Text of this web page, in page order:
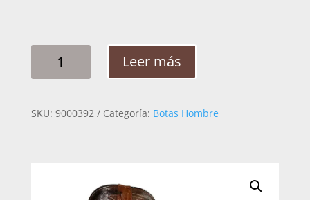
HOMBRE
WAX
Leer más
SKU: 9000392 Categoría: Botas Hombre